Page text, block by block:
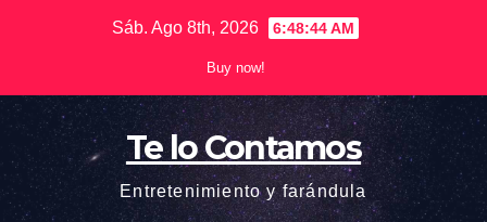
Sáb. Ago 8th, 2026 6:48:45 AM
Buy now!
Te lo Contamos
Entretenimiento y farándula